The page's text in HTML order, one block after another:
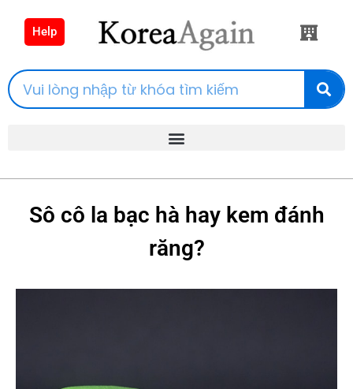
Help
Sô cô la bạc hà hay kem đánh
răng?